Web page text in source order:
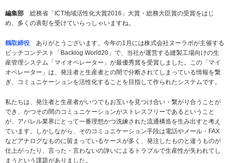
編集部 総務省「ICT地域活性化大賞2016」大賞・総務大臣賞の受賞をはじ
め、多くの表彰を受けていらっしゃいますね。
鶴取締役 ありがとうございます。今年の1月には株式会社ヌーラボが主催する
ピッチコンテスト「Backlog World20」で、当社が運営する縫製工場向けの生
産管理システム「マイオペレーター」が最優秀賞を受賞しました。この「マイ
オペレーター」は、発注者と生産者との間で分断されてしまっている情報を繋
ぎ、コミュニケーションを活性化することを目指して作られたシステムです。
私たちは、発注者と生産者がいつでもお互いを見つけ合い・繋がり合うことが
でき、かつその間のコミュニケーションがストレスフリーであるということ
が、アパレル業界にとって一番理想かつ洗練された流通構造を生み出すと考え
ています。しかしながら、そのコミュニケーション手段は電話やメール・FAX
などアナログなものに留まっているケースが多く、発注したものと違うものが
仕上がったり、言った・言わないの諍いによるトラブルで生産性が失われてし
まうという課題がありました。